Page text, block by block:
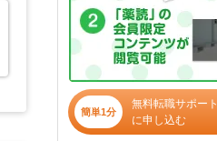
簡単1分
無料転職サポート
に申し込む